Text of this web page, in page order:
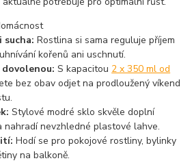
sucha: Rostlina si sama reguluje příjem
kořenů ani uschnutí.
S kapacitou 2 x 350 ml od
bez obav odjet na prodloužený víkend
Stylové modré sklo skvěle doplní
nahradí nevzhledné plastové lahve.
Hodí se pro pokojové rostliny, bylinky
na balkoně.